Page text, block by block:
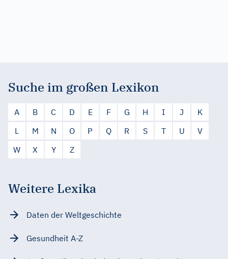
Suche im großen Lexikon
A B C D E F G H I J
K
L
M N O P Q R S T U
V
W
X Y Z
Weitere Lexika
Daten der Weltgeschichte
Gesundheit A-Z